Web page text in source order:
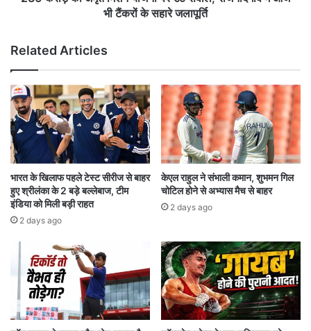
व
ता
र
,
बॉ
बी
दे
ओ
सं
ग
बा
हा
यो
ज
ना
प
उ
ठे
स
ल
,
रा
आ
भी टैंकरों के सहारे जलापूर्ति
Related Articles
भारत के खिलाफ पहले टेस्ट सीरीज से बाहर
हुए श्रीलंका के 2 बड़े बल्लेबाज, टीम
इंडिया को मिली बड़ी राहत
2 days ago
केएल राहुल ने संभाली कमान, शुभमन गिल
चोटिल होने से अभ्यास मैच से बाहर
2 days ago